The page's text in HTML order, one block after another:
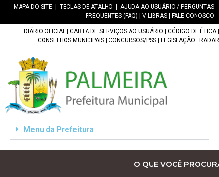
MAPA DO SITE TECLAS DE ATALHO
AJUDA AO USUÁRIO / PERGUNTAS
FREQUENTES (FAQ)
V-LIBRAS FALE CONOSCO
DIÁRIO OFICIAL CARTA DE SERVIÇOS AO USUÁRIO CÓDIGO DE ÉTICA|
CONSELHOS MUNICIPAIS
CONCURSOS/PSS LEGISLAÇÃO RADAR
Menu da Prefeitura
O QUE VOCÊ